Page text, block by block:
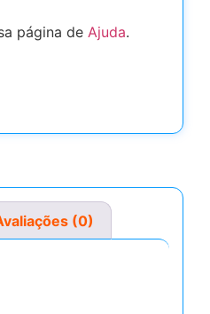
página de Ajuda.
(0)